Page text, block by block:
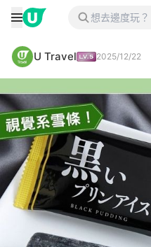
U Travel 2025/12/22